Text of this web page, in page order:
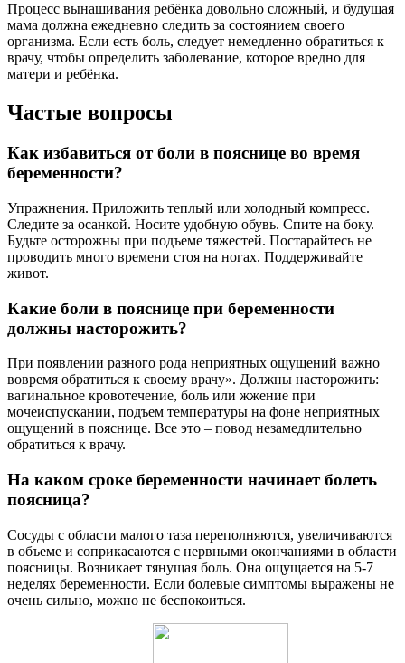
Процесс вынашивания ребёнка довольно сложный, и будущая
мама должна ежедневно следить за состоянием своего
организма. Если есть боль, следует немедленно обратиться к
врачу, чтобы определить заболевание, которое вредно для
матери и ребёнка.
Частые вопросы
Как избавиться от боли в пояснице во время
беременности?
Упражнения. Приложить теплый или холодный компресс.
Следите за осанкой. Носите удобную обувь. Спите на боку.
Будьте осторожны при подъеме тяжестей. Постарайтесь не
проводить много времени стоя на ногах. Поддерживайте
живот.
Какие боли в пояснице при беременности
должны насторожить?
При появлении разного рода неприятных ощущений важно
вовремя обратиться к своему врачу». Должны насторожить:
вагинальное кровотечение, боль или жжение при
мочеиспускании, подъем температуры на фоне неприятных
ощущений в пояснице. Все это – повод незамедлительно
обратиться к врачу.
На каком сроке беременности начинает болеть
поясница?
Сосуды с области малого таза переполняются, увеличиваются
в объеме и соприкасаются с нервными окончаниями в области
поясницы. Возникает тянущая боль. Она ощущается на 5-7
неделях беременности. Если болевые симптомы выражены не
очень сильно, можно не беспокоиться.